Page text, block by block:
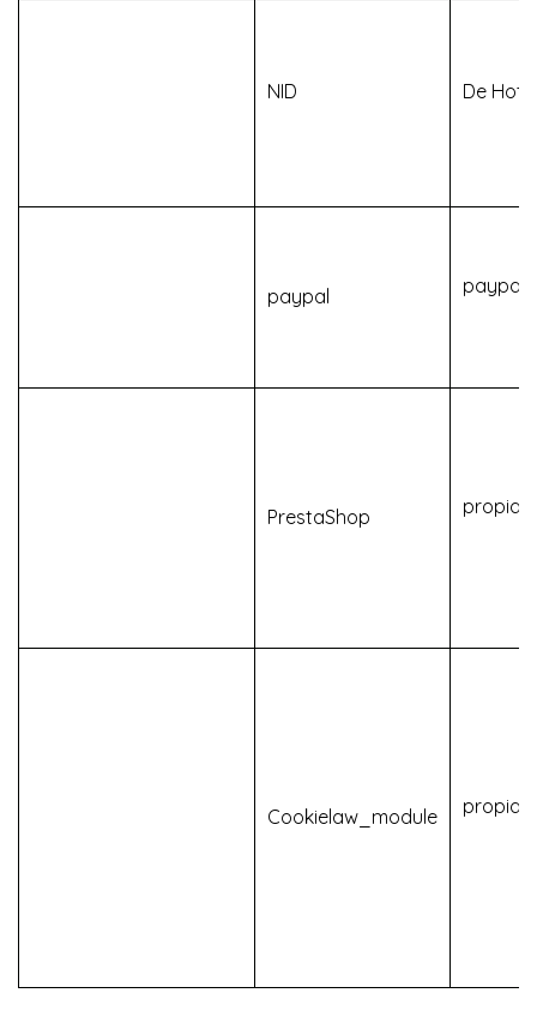
NID De
paypal
PrestaShop propias
Cookielaw_module propias